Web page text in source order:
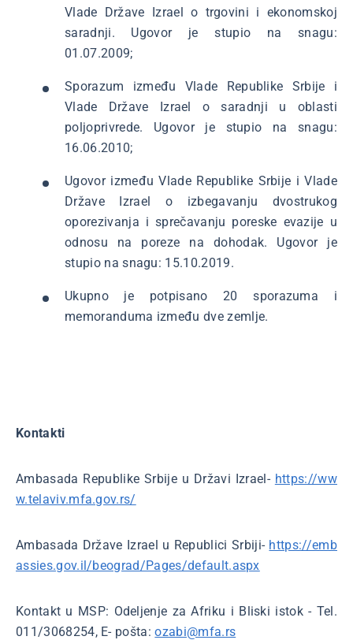
Vlade Države Izrael o trgovini i ekonomskoj
saradnji. Ugovor je stupio na snagu:
01.07.2009;
Sporazum između Vlade Republike Srbije i
Vlade Države Izrael o saradnji u oblasti
poljoprivrede. Ugovor je stupio na snagu:
16.06.2010;
Ugovor između Vlade Republike Srbije i Vlade
Države Izrael o izbegavanju dvostrukog
oporezivanja i sprečavanju poreske evazije u
odnosu na poreze na dohodak. Ugovor je
stupio na snagu: 15.10.2019.
Ukupno je potpisano 20 sporazuma i
memoranduma između dve zemlje.
Kontakti
Ambasada Republike Srbije u Državi Izrael- https://ww
w.telaviv.mfa.gov.rs/
Ambasada Države Izrael u Republici Srbiji- https://emb
assies.gov.il/beograd/Pages/default.aspx
Kontakt u MSP: Odeljenje za Afriku i Bliski istok - Tel.
011/3068254, E- pošta:ozabi@mfa.rs